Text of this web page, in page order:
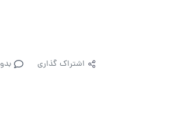
اشتراک گذاری